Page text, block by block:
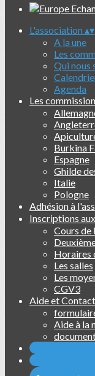
L'association ▴▾
A la une
Les
Qui nous
Agenda
Les
Burkina
Espagne
Ghilde
Italie
Pologne
Adhésion à
Inscriptions
Cours de
Horaires
Les salles
Les
CGV3
Aide et Contact
Aide à la